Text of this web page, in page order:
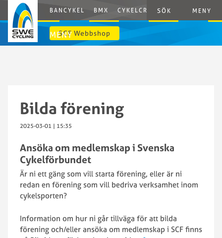
BANCYKEL BMX CYKELCROSS E-CYCLING
SÖK MENY
MENY
SCF Webbshop
Bilda förening
2025-03-01 | 15:35
Ansöka om medlemskap i Svenska
Cykelförbundet
Är ni ett gäng som vill starta förening, eller är ni
redan en förening som vill bedriva verksamhet inom
cykelsporten?
Information om hur ni går tillväga för att bilda
förening och/eller ansöka om medlemskap i SCF finns